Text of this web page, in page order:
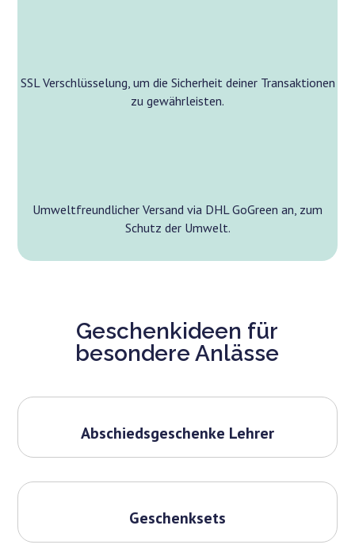
SSL Verschlüsselung, um die Sicherheit deiner Transaktionen
zu gewährleisten.
Umweltfreundlicher Versand via DHL GoGreen an, zum
Schutz der Umwelt.
Geschenkideen für
besondere Anlässe
Abschiedsgeschenke Lehrer
Geschenksets